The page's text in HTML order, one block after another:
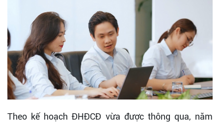
Theo kế hoạch ĐHĐCĐ vừa được thông qua, năm